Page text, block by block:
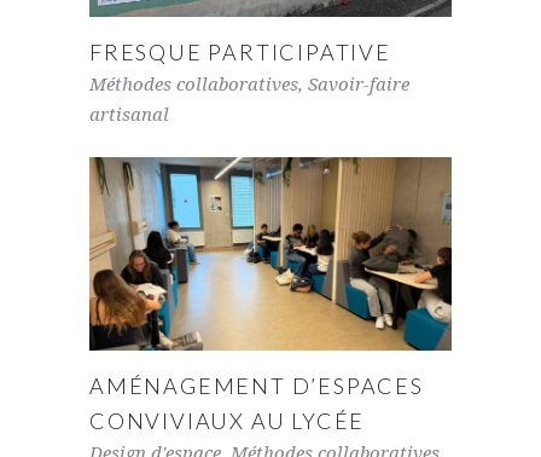
FRESQUE PARTICIPATIVE
Méthodes collaboratives, Savoir-faire
artisanal
AMÉNAGEMENT D’ESPACES
CONVIVIAUX AU LYCÉE